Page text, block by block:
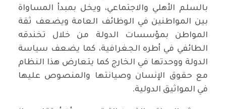
بالسلم الأهلي والاجتماعي، ويخل بمبدأ المساواة
بين المواطنين في الوظائف العامة ويضعف ثقة
المواطن بمؤسسات الدولة من خلال تخندقه
الطائفي في أطره الجغرافية، كما يضعف سياسة
الدولة ووحدتها في الخارج كما يتعارض هذا النظام
مع حقوق الإنسان وصيانتها والمنصوص عليها
في المواثيق الدولية.